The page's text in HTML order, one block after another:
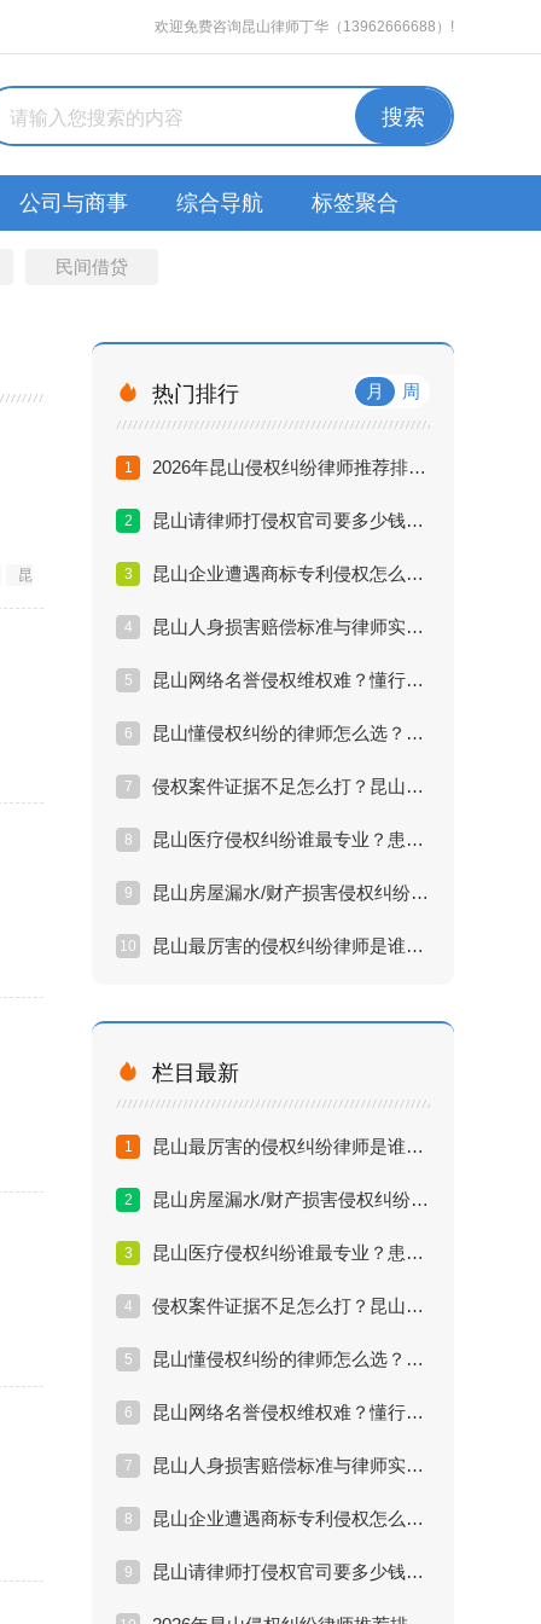
欢迎免费咨询昆山律师丁华（13962666688）!
公司与商事 综合导航 标签聚合
民间借贷
昆
 热门排行 月 周
1 2026年昆山侵权纠纷律师推荐排名与口碑盘点
2 昆山请律师打侵权官司要多少钱？2026收费标准揭秘
3 昆山企业遭遇商标专利侵权怎么办？专家律师维权方案
4 昆山人身损害赔偿标准与律师实战案例解析
5 昆山网络名誉侵权维权难？懂行的律师都这么做
6 昆山懂侵权纠纷的律师怎么选？避坑指南
7 侵权案件证据不足怎么打？昆山资深律师的取证绝招
8 昆山医疗侵权纠纷谁最专业？患方维权律师推荐
9 昆山房屋漏水/财产损害侵权纠纷处理全流程解析
10 昆山最厉害的侵权纠纷律师是谁？胜诉率与评价分析
 栏目最新
1 昆山最厉害的侵权纠纷律师是谁？胜诉率与评价分析
2 昆山房屋漏水/财产损害侵权纠纷处理全流程解析
3 昆山医疗侵权纠纷谁最专业？患方维权律师推荐
4 侵权案件证据不足怎么打？昆山资深律师的取证绝招
5 昆山懂侵权纠纷的律师怎么选？避坑指南
6 昆山网络名誉侵权维权难？懂行的律师都这么做
7 昆山人身损害赔偿标准与律师实战案例解析
8 昆山企业遭遇商标专利侵权怎么办？专家律师维权方案
9 昆山请律师打侵权官司要多少钱？2026收费标准揭秘